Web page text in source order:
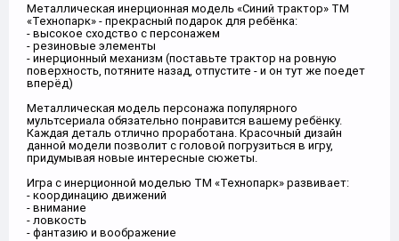
Металлическая инерционная модель «Синий трактор» ТМ
«Технопарк» - прекрасный подарок для ребёнка:
- высокое сходство с персонажем
- резиновые элементы
- инерционный механизм (поставьте трактор на ровную
поверхность, потяните назад, отпустите - и он тут же поедет
вперёд)
Металлическая модель персонажа популярного
мультсериала обязательно понравится вашему ребёнку.
Каждая деталь отлично проработана. Красочный дизайн
данной модели позволит с головой погрузиться в игру,
придумывая новые интересные сюжеты.
Игра с инерционной моделью ТМ «Технопарк» развивает:
- координацию движений
- внимание
- ловкость
- фантазию и воображение